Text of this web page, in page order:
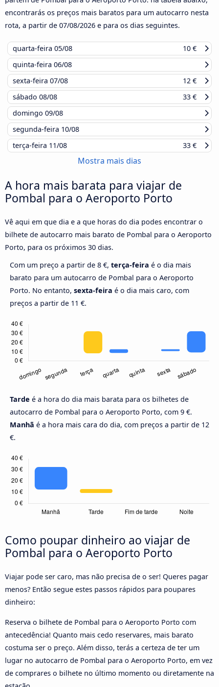
encontrarás os preços mais baratos para um autocarro nesta
rota, a partir de 07/08/2026 e para os dias seguintes.
quarta-feira 05/08
10 €
quinta-feira 06/08
sexta-feira 07/08
12 €
sábado 08/08
33 €
domingo 09/08
segunda-feira 10/08
terça-feira 11/08 33 €
Mostra mais dias
A hora mais barata para viajar de
Pombal para o Aeroporto Porto
Vê aqui em que dia e a que horas do dia podes encontrar o
bilhete de autocarro mais barato de Pombal para o Aeroporto
Porto, para os próximos 30 dias.
Com um preço a partir de 8 €, terça-feira é o dia mais
barato para um autocarro de Pombal para o Aeroporto
Porto. No entanto, sexta-feira é o dia mais caro, com
preços a partir de 11 €.
Tarde é a hora do dia mais barata para os bilhetes de
autocarro de Pombal para o Aeroporto Porto, com 9 €.
Manhã é a hora mais cara do dia, com preços a partir de 12
€.
Como poupar dinheiro ao viajar de
Pombal para o Aeroporto Porto
Viajar pode ser caro, mas não precisa de o ser! Queres pagar
menos? Então segue estes passos rápidos para poupares
dinheiro:
Reserva o bilhete de Pombal para o Aeroporto Porto com
antecedência! Quanto mais cedo reservares, mais barato
costuma ser o preço. Além disso, terás a certeza de ter um
lugar no autocarro de Pombal para o Aeroporto Porto, em vez
de comprares o bilhete no último momento ou diretamente na